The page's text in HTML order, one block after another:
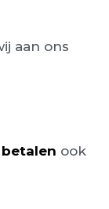
aan ons
betalen ook